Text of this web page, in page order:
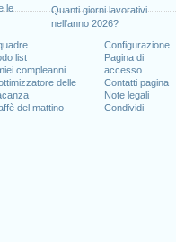
le
Quanti giorni lavorativi
nell'anno 2026?
list
compleanni
delle
del mattino
Configurazione
Pagina di
accesso
Contatti pagina
Note legali
Condividi